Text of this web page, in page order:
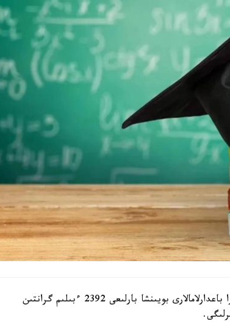
بيىل اكىمدىكتەر باكالاۆريات، ماگيستراتۋرا جانە رەزيدەنتۋرا باعدارلامالارى بويىنشا بارلىعى 2392 ءبىلىم گرانتىن